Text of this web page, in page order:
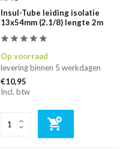
Insul-Tube leiding isolatie
13x54mm (2.1/8) lengte 2m
Op voorraad
levering binnen 5 werkdagen
€10,95
Incl. btw